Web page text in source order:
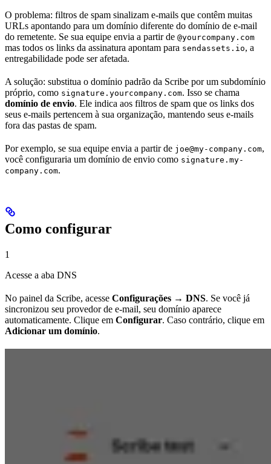
O problema: filtros de spam sinalizam e-mails que contêm muitas
URLs apontando para um domínio diferente do domínio de e-mail
do remetente. Se sua equipe envia a partir de @yourcompany.com
mas todos os links da assinatura apontam para sendassets.io, a
entregabilidade pode ser afetada.
A solução: substitua o domínio padrão da Scribe por um subdomínio
próprio, como signature.yourcompany.com. Isso se chama
domínio de envio. Ele indica aos filtros de spam que os links dos
seus e-mails pertencem à sua organização, mantendo seus e-mails
fora das pastas de spam.
Por exemplo, se sua equipe envia a partir de joe@my-company.com,
você configuraria um domínio de envio como signature.my-
company.com.
Como configurar
1
Acesse a aba DNS
No painel da Scribe, acesse Configurações → DNS. Se você já
sincronizou seu provedor de e-mail, seu domínio aparece
automaticamente. Clique em Configurar. Caso contrário, clique em
Adicionar um domínio.